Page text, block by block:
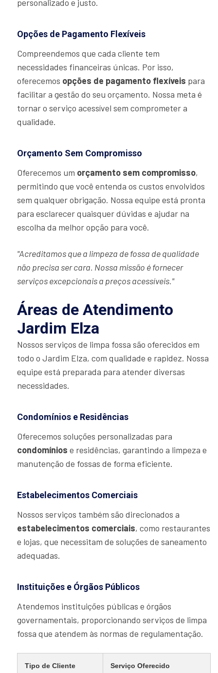
personalizado e justo.
Opções de Pagamento Flexíveis
Compreendemos que cada cliente tem
necessidades financeiras únicas. Por isso,
oferecemos opções de pagamento flexíveis para
facilitar a gestão do seu orçamento. Nossa meta é
tornar o serviço acessível sem comprometer a
qualidade.
Orçamento Sem Compromisso
Oferecemos um orçamento sem compromisso,
permitindo que você entenda os custos envolvidos
sem qualquer obrigação. Nossa equipe está pronta
para esclarecer quaisquer dúvidas e ajudar na
escolha da melhor opção para você.
"Acreditamos que a limpeza de fossa de qualidade
não precisa ser cara. Nossa missão é fornecer
serviços excepcionais a preços acessíveis."
Áreas de Atendimento
Jardim Elza
Nossos serviços de limpa fossa são oferecidos em
todo o Jardim Elza, com qualidade e rapidez. Nossa
equipe está preparada para atender diversas
necessidades.
Condomínios e Residências
Oferecemos soluções personalizadas para
condomínios e residências, garantindo a limpeza e
manutenção de fossas de forma eficiente.
Estabelecimentos Comerciais
Nossos serviços também são direcionados a
estabelecimentos comerciais, como restaurantes
e lojas, que necessitam de soluções de saneamento
adequadas.
Instituições e Órgãos Públicos
Atendemos instituições públicas e órgãos
governamentais, proporcionando serviços de limpa
fossa que atendem às normas de regulamentação.
Tipo de Cliente Serviço Oferecido